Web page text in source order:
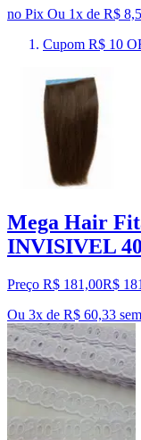
no Pix Ou 1x de R$
Cupom R$ 10
Mega Hair
INVISIVEL
Preço R$ 181,00R$ 181
Ou 3x de R$ 60,33